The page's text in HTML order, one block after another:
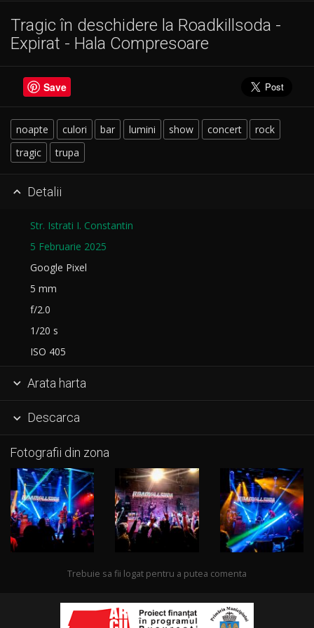
Tragic în deschidere la Roadkillsoda -
Expirat - Hala Compresoare
Save
noapte culori bar lumini show concert
rock
tragic
trupa
 Detalii
Str. Istrati I. Constantin
5 Februarie 2025
Google Pixel
5 mm
f/2.0
1/20 s
ISO 405
 Arata harta
 Descarca
Fotografii din zona
Trebuie sa fii logat pentru a putea comenta